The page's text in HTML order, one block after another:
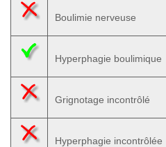
Boulimie nerveuse
Hyperphagie boulimique
Grignotage incontrôlé
Hyperphagie incontrôlée